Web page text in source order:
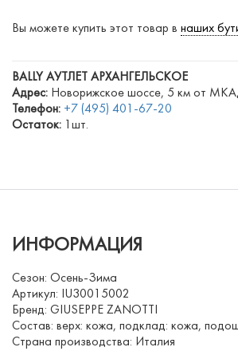
Вы можете купить этот товар в наших
BALLY АУТЛЕТ АРХАНГЕЛЬСКОЕ
Адрес: Новорижское шоссе, 5 км от
Телефон: +7 (495) 401-67-20
Остаток: 1шт.
ИНФОРМАЦИЯ
Сезон: Осень-Зима
Артикул: IU30015002
Бренд: GIUSEPPE ZANOTTI
Состав: верх: кожа, подклад: кожа,
Страна производства: Италия